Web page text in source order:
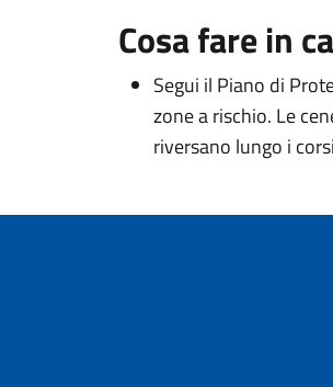
Cosa fare in
Segui il Piano di
zone a rischio. Le
riversano lungo i